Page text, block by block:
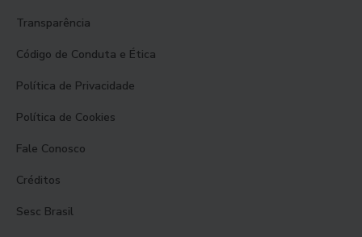
Transparência
Código de Conduta e Ética
Política de Privacidade
Política de Cookies
Fale Conosco
Créditos
Sesc Brasil